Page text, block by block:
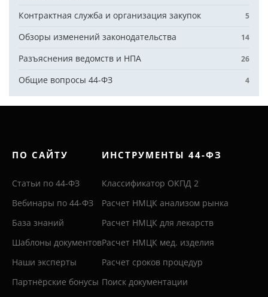
Контрактная служба и организация закупок 5
Обзоры изменений законодательства 14
Разъяснения ведомств и НПА 26
Общие вопросы 44-ФЗ 4
ПО САЙТУ
Статьи по 44-ФЗ
Вебинары по 44-ФЗ
База знаний
Шаблоны документов
Наши эксперты
Партнёрские бонусы
ИНСТРУМЕНТЫ 44-ФЗ
Классификатор ОКПД 2
Расчет НМЦК анализом рынка
Расчет НМЦК для лекарств
Расчет НМЦК мед. изделия
Расчет сроков процедур
Поиск документации